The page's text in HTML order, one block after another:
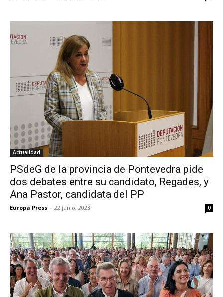
Actualidad
PSdeG de la provincia de Pontevedra pide
dos debates entre su candidato, Regades, y
Ana Pastor, candidata del PP
Europa Press - 22 junio, 2023 0